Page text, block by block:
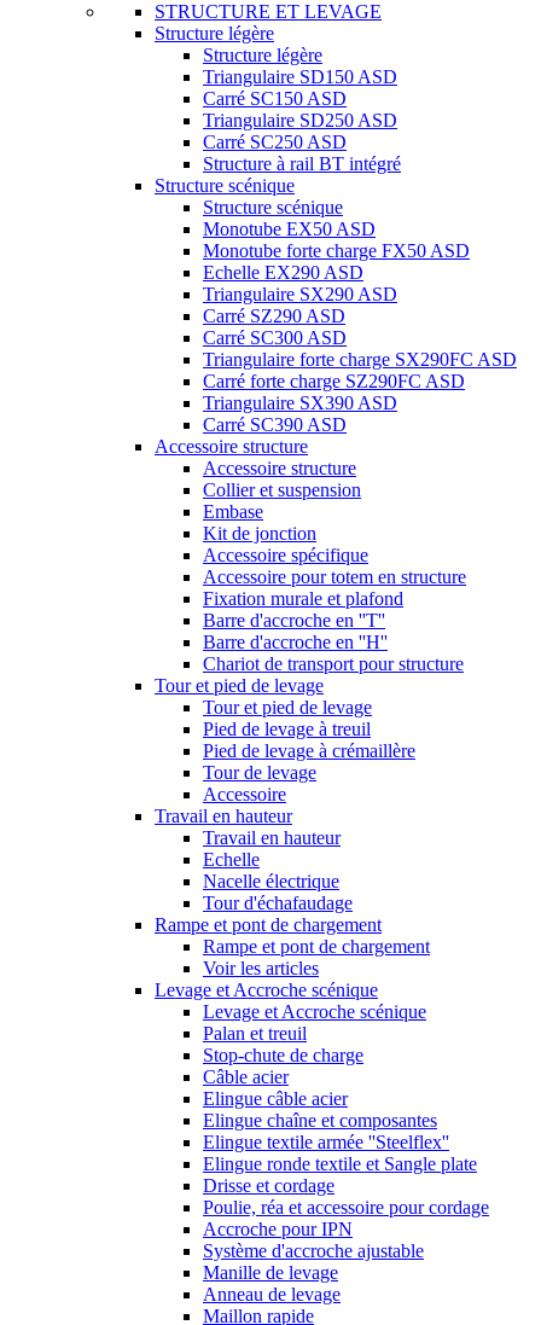
STRUCTURE ET LEVAGE
Structure légère
Structure légère
Triangulaire SD150 ASD
Carré SC150 ASD
Triangulaire SD250 ASD
Carré SC250 ASD
Structure à rail BT intégré
Structure scénique
Structure scénique
Monotube EX50 ASD
Monotube forte charge FX50 ASD
Echelle EX290 ASD
Triangulaire SX290 ASD
Carré SZ290 ASD
Carré SC300 ASD
Triangulaire forte charge SX290FC ASD
Carré forte charge SZ290FC ASD
Triangulaire SX390 ASD
Carré SC390 ASD
Accessoire structure
Accessoire structure
Collier et suspension
Embase
Kit de jonction
Accessoire spécifique
Accessoire pour totem en structure
Fixation murale et plafond
Barre d'accroche en ''T''
Barre d'accroche en ''H''
Chariot de transport pour structure
Tour et pied de levage
Tour et pied de levage
Pied de levage à treuil
Pied de levage à crémaillère
Tour de levage
Accessoire
Travail en hauteur
Travail en hauteur
Echelle
Nacelle électrique
Tour d'échafaudage
Rampe et pont de chargement
Rampe et pont de chargement
Voir les articles
Levage et Accroche scénique
Levage et Accroche scénique
Palan et treuil
Stop-chute de charge
Câble acier
Elingue câble acier
Elingue chaîne et composantes
Elingue textile armée ''Steelflex''
Elingue ronde textile et Sangle plate
Drisse et cordage
Poulie, réa et accessoire pour cordage
Accroche pour IPN
Système d'accroche ajustable
Manille de levage
Anneau de levage
Maillon rapide